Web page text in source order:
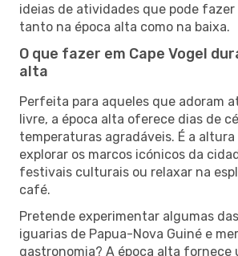
ideias de atividades que pode fazer
tanto na época alta como na baixa.
O que fazer em Cape Vogel
alta
Perfeita para aqueles que adoram
livre, a época alta oferece dias de
temperaturas agradáveis. É a altura
explorar os marcos icónicos da
festivais culturais ou relaxar na
café.
Pretende experimentar algumas
iguarias de Papua-Nova Guiné e
gastronomia? A época alta fornece